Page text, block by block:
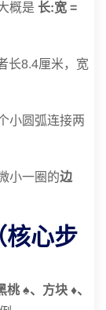
概是 长:宽 =
长8.4厘米，宽
小圆弧连接两
小一圈的边
心步
桃 ♠️、方块 ♦️、